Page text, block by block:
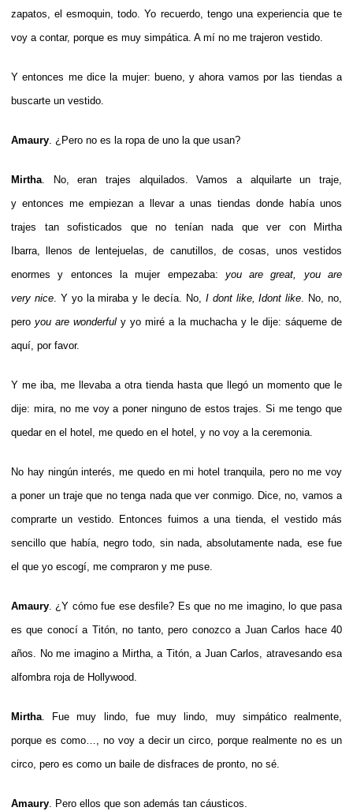
zapatos, el esmoquin, todo. Yo recuerdo, tengo una experiencia que te
voy a contar, porque es muy simpática. A mí no me trajeron vestido.
Y entonces me dice la mujer: bueno, y ahora vamos por las tiendas a
buscarte un vestido.
Amaury . ¿Pero no es la ropa de uno la que usan?
Mirtha . No, eran trajes alquilados. Vamos a alquilarte un traje,
y entonces me empiezan a llevar a unas tiendas donde había unos
trajes tan sofisticados que no tenían nada que ver con Mirtha
Ibarra, llenos de lentejuelas, de canutillos, de cosas, unos vestidos
enormes y entonces la mujer empezaba: you are great, you are
very nice. Y yo la miraba y le decía. No, I dont like, Idont like . No, no,
pero you are wonderful y yo miré a la muchacha y le dije: sáqueme de
aquí, por favor.
Y me iba, me llevaba a otra tienda hasta que llegó un momento que le
dije: mira, no me voy a poner ninguno de estos trajes. Si me tengo que
quedar en el hotel, me quedo en el hotel, y no voy a la ceremonia.
No hay ningún interés, me quedo en mi hotel tranquila, pero no me voy
a poner un traje que no tenga nada que ver conmigo. Dice, no, vamos a
comprarte un vestido. Entonces fuimos a una tienda, el vestido más
sencillo que había, negro todo, sin nada, absolutamente nada, ese fue
el que yo escogí, me compraron y me puse.
Amaury . ¿Y cómo fue ese desfile? Es que no me imagino, lo que pasa
es que conocí a Titón, no tanto, pero conozco a Juan Carlos hace 40
años. No me imagino a Mirtha, a Titón, a Juan Carlos, atravesando esa
alfombra roja de Hollywood.
Mirtha . Fue muy lindo, fue muy lindo, muy simpático realmente,
porque es como…, no voy a decir un circo, porque realmente no es un
circo, pero es como un baile de disfraces de pronto, no sé.
Amaury . Pero ellos que son además tan cáusticos.